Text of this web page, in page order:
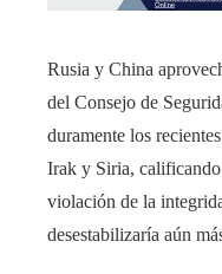
Rusia y China
del Consejo de
duramente los
Irak y Siria,
violación de la
desestabilizaría aún